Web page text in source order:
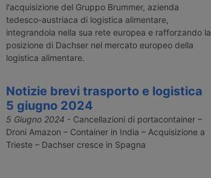
l'acquisizione del Gruppo Brummer, azienda
tedesco-austriaca di logistica alimentare,
integrandola nella sua rete europea e rafforzando la
posizione di Dachser nel mercato europeo della
logistica alimentare.
Notizie brevi trasporto e logistica
5 giugno 2024
5 Giugno 2024 - Cancellazioni di portacontainer –
Droni Amazon – Container in India – Acquisizione a
Trieste – Dachser cresce in Spagna